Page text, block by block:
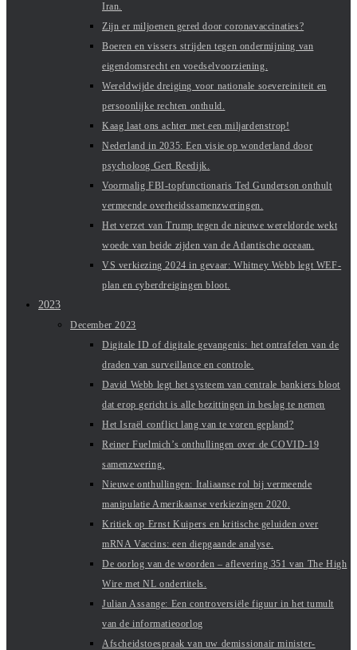
Iran.
Zijn er miljoenen gered door coronavaccinaties?
Boeren en vissers strijden tegen ondermijning van
eigendomsrecht en voedselvoorziening.
Wereldwijde dreiging voor nationale soevereiniteit en
persoonlijke rechten onthuld.
Kaag laat ons achter met een miljardenstrop!
Nederland in 2035: Een visie op wonderland door
psycholoog Gert Reedijk.
Voormalig FBI-topfunctionaris Ted Gunderson onthult
vermeende overheidssamenzweringen.
Het verzet van Trump tegen de nieuwe wereldorde wekt
woede van beide zijden van de Atlantische oceaan.
VS verkiezing 2024 in gevaar: Whitney Webb legt WEF-
plan en cyberdreigingen bloot.
2023
December 2023
Digitale ID of digitale gevangenis: het ontrafelen van de
draden van surveillance en controle.
David Webb legt het systeem van centrale bankiers bloot
dat erop gericht is alle bezittingen in beslag te nemen
Het Israël conflict lang van te voren gepland?
Reiner Fuelmich’s onthullingen over de COVID-19
samenzwering.
Nieuwe onthullingen: Italiaanse rol bij vermeende
manipulatie Amerikaanse verkiezingen 2020.
Kritiek op Ernst Kuipers en kritische geluiden over
mRNA Vaccins: een diepgaande analyse.
De oorlog van de woorden – aflevering 351 van The High
Wire met NL ondertitels.
Julian Assange: Een controversiële figuur in het tumult
van de informatieoorlog
Afscheidstoespraak van uw demissionair minister-